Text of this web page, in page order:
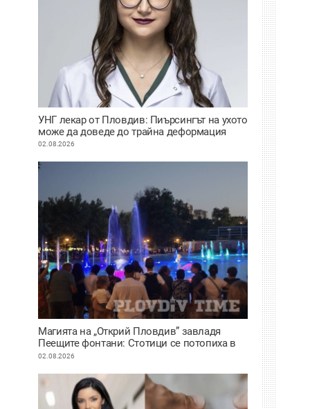
УНГ лекар от Пловдив: Пиърсингът на ухото
може да доведе до трайна деформация
02.08.2026
Магията на „Открий Пловдив” завладя
Пеещите фонтани: Стотици се потопиха в
историята на града под тепетата
02.08.2026